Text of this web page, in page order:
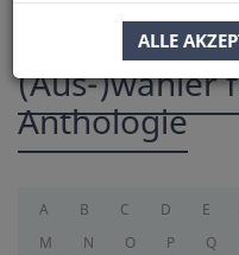
ALLE
(Aus-)wähler
Anthologie
A B C D E
M
N O P Q